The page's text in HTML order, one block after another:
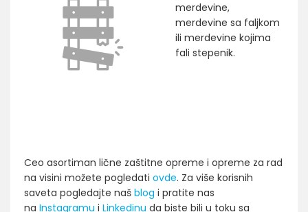
merdevine,
merdevine sa faljkom
ili merdevine kojima
fali stepenik.
Ceo asortiman lične zaštitne opreme i opreme za rad
na visini možete pogledati ovde. Za više korisnih
saveta pogledajte naš blog i pratite nas
na Instagramu i Linkedinu da biste bili u toku sa